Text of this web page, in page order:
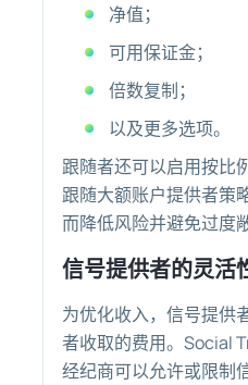
净值；
可用保证金；
倍数复制；
以及更多选项。
跟随者还可以启用按比
跟随大额账户提供者策
而降低风险并避免过度
信号提供者的灵活
为优化收入，信号提供
者收取的费用。Social
经纪商可以允许或限制